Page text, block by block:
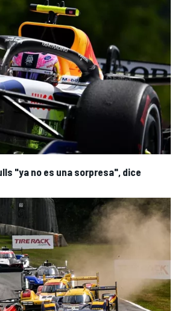
"ya no es una sorpresa", dice